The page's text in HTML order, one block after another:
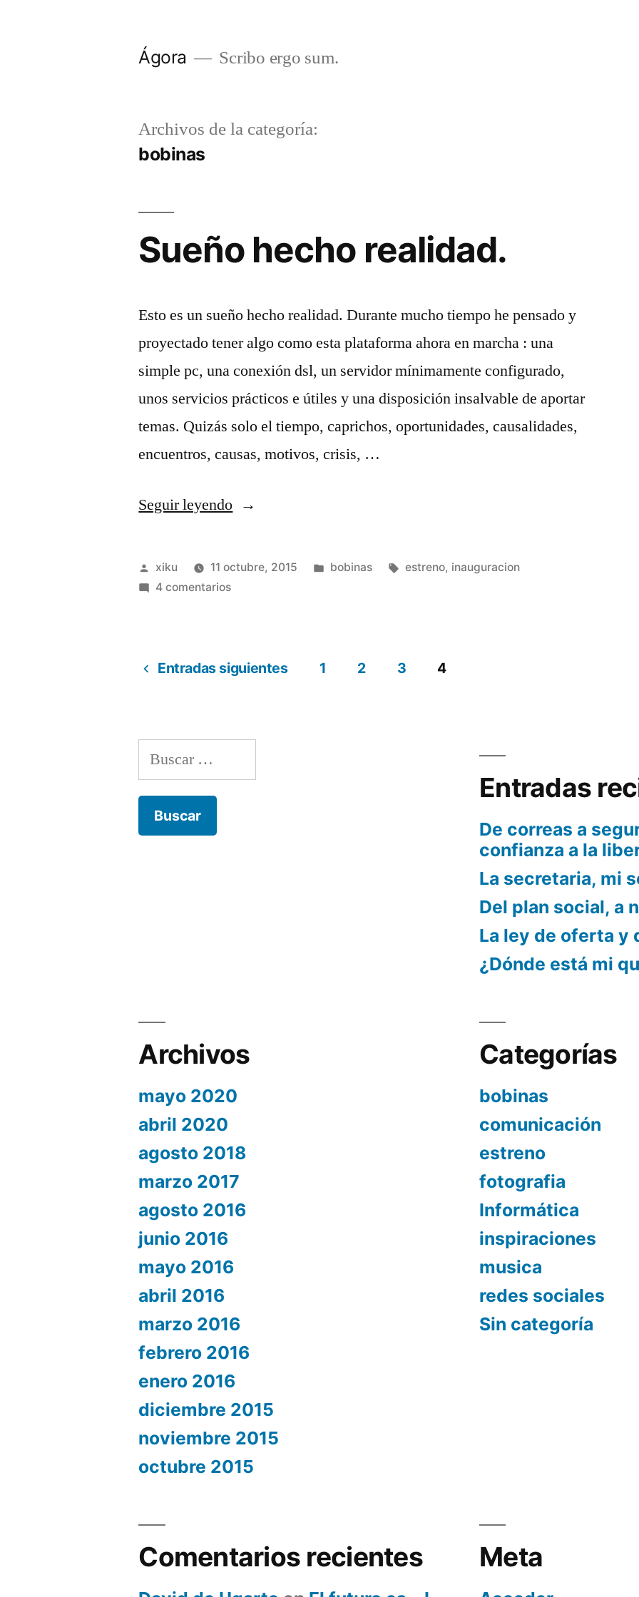
Ágora Scribo ergo sum.
Archivos de la categoría:
bobinas
Sueño hecho realidad.
Esto es un sueño hecho realidad. Durante mucho tiempo he pensado y
proyectado tener algo como esta plataforma ahora en marcha : una
simple pc, una conexión dsl, un servidor mínimamente configurado,
unos servicios prácticos e útiles y una disposición insalvable de aportar
temas. Quizás solo el tiempo, caprichos, oportunidades, causalidades,
encuentros, causas, motivos, crisis, …
Seguir leyendo«Sueño
realidad.»
Publicado
por
xiku 11 octubre, 2015
Publicado
bobinas Etiquetas:
estreno, inauguracion
4 comentariosen
entradas
Entradas siguientes 1 2 3 4
Buscar:
Entradas
De correas a
confianza a la
La secretaria, mi
Del plan social, a
La ley de oferta y
¿Dónde está mi
Archivos
mayo 2020
abril 2020
agosto 2018
marzo 2017
agosto 2016
junio 2016
mayo 2016
abril 2016
marzo 2016
febrero 2016
enero 2016
diciembre 2015
noviembre 2015
octubre 2015
Categorías
bobinas
comunicación
estreno
fotografia
Informática
inspiraciones
musica
redes sociales
Sin categoría
Comentarios recientes Meta